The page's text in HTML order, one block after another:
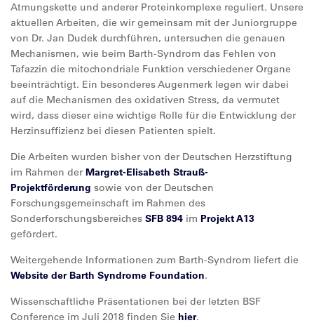
Atmungskette und anderer Proteinkomplexe reguliert. Unsere
aktuellen Arbeiten, die wir gemeinsam mit der Juniorgruppe
von Dr. Jan Dudek durchführen, untersuchen die genauen
Mechanismen, wie beim Barth-Syndrom das Fehlen von
Tafazzin die mitochondriale Funktion verschiedener Organe
beeinträchtigt. Ein besonderes Augenmerk legen wir dabei
auf die Mechanismen des oxidativen Stress, da vermutet
wird, dass dieser eine wichtige Rolle für die Entwicklung der
Herzinsuffizienz bei diesen Patienten spielt.
Die Arbeiten wurden bisher von der Deutschen Herzstiftung
im Rahmen derMargret-Elisabeth Strauß-
Projektförderung sowie von der Deutschen
Forschungsgemeinschaft im Rahmen des
Sonderforschungsbereiches SFB 894 im Projekt A13
gefördert.
Weitergehende Informationen zum Barth-Syndrom liefert die
Website der Barth Syndrome Foundation.
Wissenschaftliche Präsentationen bei der letzten BSF
Conference im Juli 2018 finden Sie hier.